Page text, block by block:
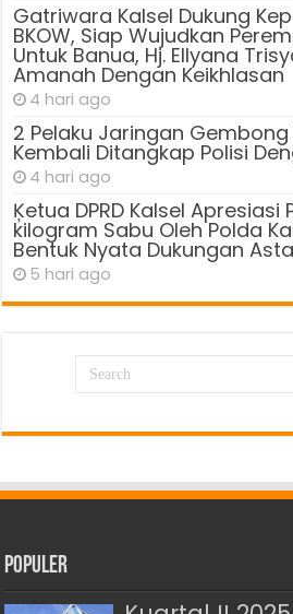
Gatriwara Kalsel Dukung
BKOW, Siap Wujudkan
Untuk Banua, Hj. Ellyana
Amanah Dengan Keikhlasan
4 hari ago
2 Pelaku Jaringan Gembong
Kembali Ditangkap Polisi
4 hari ago
Ķetua DPRD Kalsel Apresiasi
kilogram Sabu Oleh Polda
Bentuk Nyata Dukungan
5 hari ago
Populer